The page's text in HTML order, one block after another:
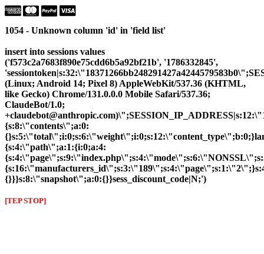
1054 - Unknown column 'id' in 'field list'
insert into sessions values
('f573c2a7683f890e75cdd6b5a92bf21b', '1786332845',
(Linux; Android 14; Pixel 8) AppleWebKit/537.36 (KHTML,
like Gecko) Chrome/131.0.0.0 Mobile Safari/537.36;
ClaudeBot/1.0;
{s:8:\"contents\";a:0:
{s:4:\"path\";a:1:{i:0;a:4:
{}}}s:8:\"snapshot\";a:0:{}}sess_discount_code|N;')
[TEP STOP]